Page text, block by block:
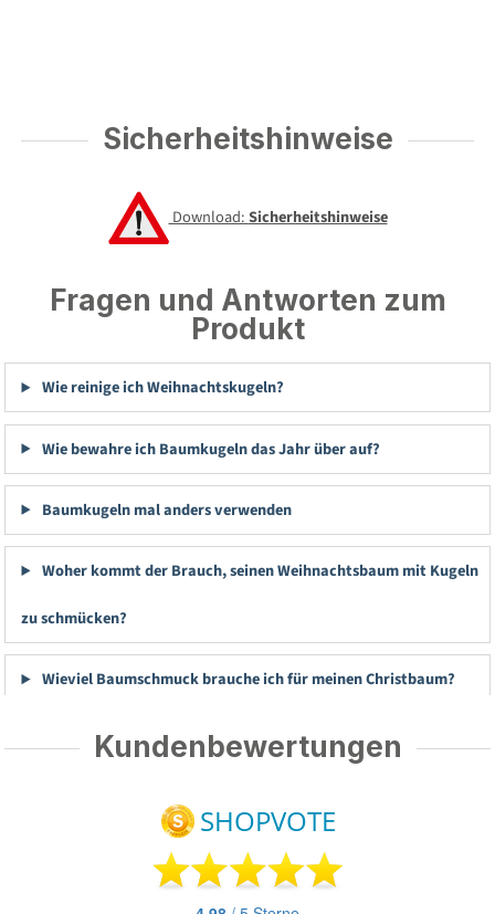
Sicherheitshinweise
Download:Sicherheitshinweise
Fragen und Antworten zum
Produkt
Wie reinige ich Weihnachtskugeln?
Wie bewahre ich Baumkugeln das Jahr über auf?
Baumkugeln mal anders verwenden
Woher kommt der Brauch, seinen Weihnachtsbaum mit Kugeln
zu schmücken?
Wieviel Baumschmuck brauche ich für meinen Christbaum?
Kundenbewertungen